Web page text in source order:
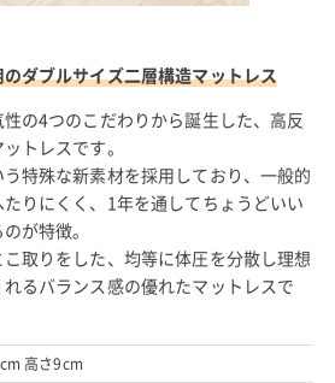
ダブルサイズ二層構造マットレス
の4つのこだわりから誕生した、高反
トレスです。
特殊な新素材を採用しており、一般的
りにくく、1年を通してちょうどいい
が特徴。
取りをした、均等に体圧を分散し理想
るバランス感の優れたマットレスで
高さ9cm